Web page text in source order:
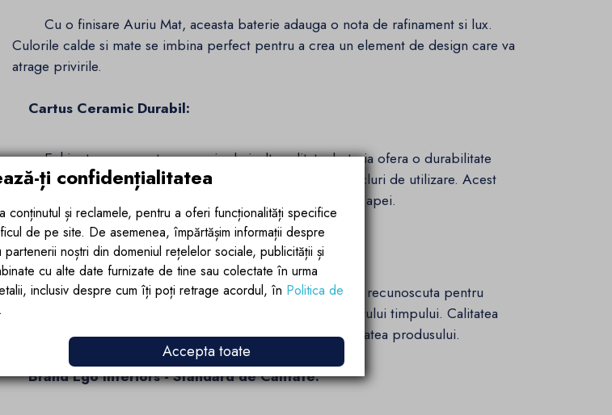
Cu o finisare Auriu Mat, aceasta baterie adauga o nota de rafinament si lux.
Culorile calde si mate se imbina perfect pentru a crea un element de design care va
atrage privirile.
Cartus Ceramic Durabil:
Echipata cu un cartus ceramic de inalta calitate, bateria ofera o durabilitate
exceptionala, sustinuta de impresionantele 500.000 de cicluri de utilizare. Acest
sistem asigura un control precis al debitului si temperaturii apei.
Constructie Solida din Alama H59A:
Realizata din alama de calitate superioara,tip H59A
, recunoscuta pentru
durabilitatea sa, bateria este proiectata pentru a rezista testului timpului. Calitatea
constructiei din alama contribuie la performanta si longevitatea produsului.
Brand Ego Interiors - Standard de Calitate:
ți confidențialitatea
conținutul și reclamele, pentru a oferi funcționalități specifice
de pe site. De asemenea, împărtășim informații despre
noștri din domeniul rețelelor sociale, publicității și
cu alte date furnizate de tine sau colectate în urma
inclusiv despre cum îți poți retrage acordul, în Politica de
.
Accepta toate